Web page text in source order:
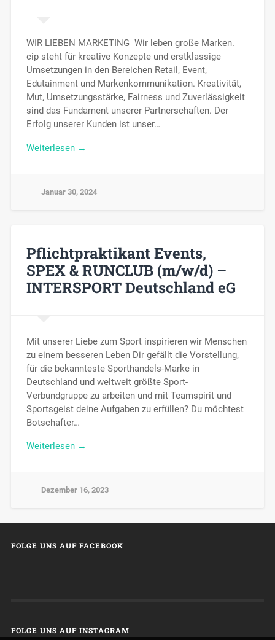
WIR LIEBEN MARKETING Wir leben große Marken.
cip steht für kreative Konzepte und erstklassige
Umsetzungen in den Bereichen Retail, Event,
Edutainment und Markenkommunikation. Kreativität,
Mut, Umsetzungsstärke, Fairness und Zuverlässigkeit
sind das Fundament unserer Partnerschaften. Der
Erfolg unserer Kunden ist unser…
Weiterlesen →
Januar 30, 2024
Pflichtpraktikant Events,
SPEX & RUNCLUB (m/w/d) –
INTERSPORT Deutschland eG
Mit unserer Liebe zum Sport inspirieren wir Menschen
zu einem besseren Leben Dir gefällt die Vorstellung,
für die bekannteste Sporthandels-Marke in
Deutschland und weltweit größte Sport-
Verbundgruppe zu arbeiten und mit Teamspirit und
Sportsgeist deine Aufgaben zu erfüllen? Du möchtest
Botschafter…
Weiterlesen →
Dezember 16, 2023
FOLGE UNS AUF FACEBOOK
FOLGE UNS AUF INSTAGRAM